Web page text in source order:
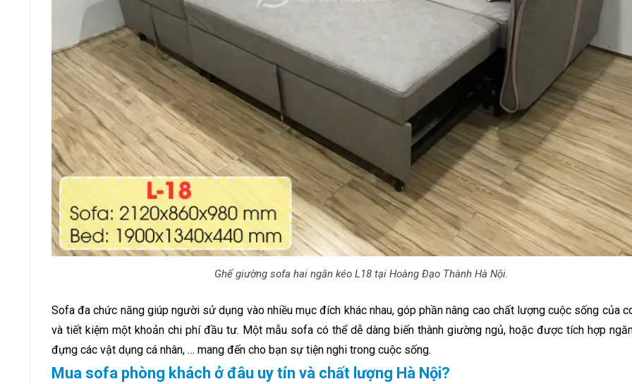
Ghế giường sofa hai ngăn kéo L18 tại Hoàng Đạo Thành Hà Nội.
Sofa đa chức năng giúp người sử dụng vào nhiều mục đích khác nhau, góp phần nâng cao chất lượng cuộc sống của
và tiết kiệm một khoản chi phí đầu tư. Một mẫu sofa có thể dễ dàng biến thành giường ngủ, hoặc được tích hợp
đựng các vật dụng cá nhân, … mang đến cho bạn sự tiện nghi trong cuộc sống.
Mua sofa phòng khách ở đâu uy tín và chất lượng Hà Nội?